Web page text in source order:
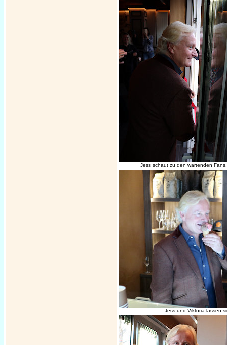
Jess schaut zu den wartenden Fans.
Jess und Viktoria lassen